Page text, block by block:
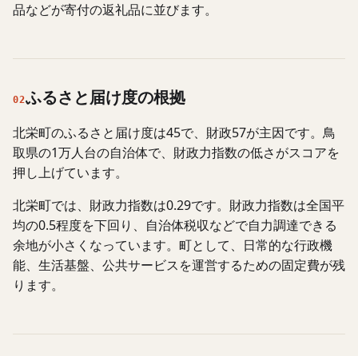
品などが寄付の返礼品に並びます。
02ふるさと届け度の根拠
北栄町のふるさと届け度は45で、財政57が主因です。鳥
取県の1万人台の自治体で、財政力指数の低さがスコアを
押し上げています。
北栄町では、財政力指数は0.29です。財政力指数は全国平
均の0.5程度を下回り、自治体税収などで自力調達できる
余地が小さくなっています。町として、日常的な行政機
能、生活基盤、公共サービスを運営するための固定費が残
ります。